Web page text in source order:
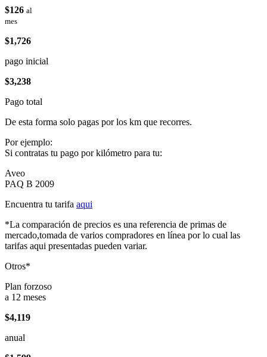
$126 al
mes
$1,726
pago inicial
$3,238
Pago total
De esta forma solo pagas por los km que recorres.
Por ejemplo:
Si contratas tu pago por kilómetro para tu:
Aveo
PAQ B 2009
Encuentra tu tarifa aqui
*La comparación de precios es una referencia de primas de
mercado,tomada de varios compradores en línea por lo cual las
tarifas aqui presentadas pueden variar.
Otros*
Plan forzoso
a 12 meses
$4,119
anual